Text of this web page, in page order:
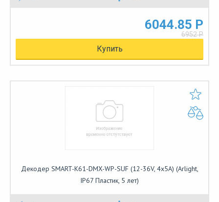
6044.85 Р
6952 Р
Купить
Декодер SMART-K61-DMX-WP-SUF (12-36V, 4x5A) (Arlight,
IP67 Пластик, 5 лет)